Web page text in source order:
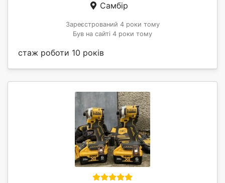
Самбір
Зареєстрований 4 роки тому
Був на сайті 4 роки тому
стаж роботи 10 років